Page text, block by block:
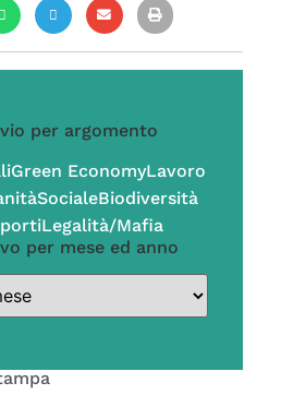
per argomento
Green EconomyLavoro
SocialeBiodiversità
Legalità/Mafia
per mese ed anno